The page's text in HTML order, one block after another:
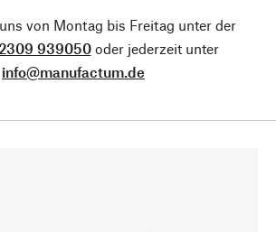
von Montag bis Freitag unter der
939050oder jederzeit unter
info@manufactum.de